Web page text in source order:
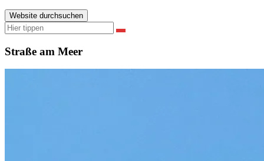
Website durchsuchen
Suchen
nach:
Suchen
Straße am Meer